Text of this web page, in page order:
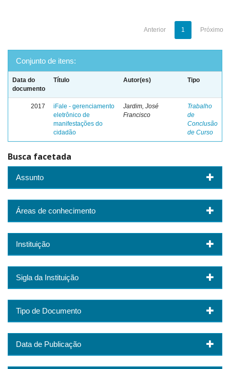
Anterior 1 Próximo
Conjunto de itens:
Data do
documento
Título Autor(es) Tipo
2017
iFale - gerenciamento
eletrônico de
manifestações do
cidadão
Jardim, José
Francisco
Trabalho
de
Conclusão
de Curso
Busca facetada
Assunto
Áreas de conhecimento
Instituição
Sigla da Instituição
Tipo de Documento
Data de Publicação